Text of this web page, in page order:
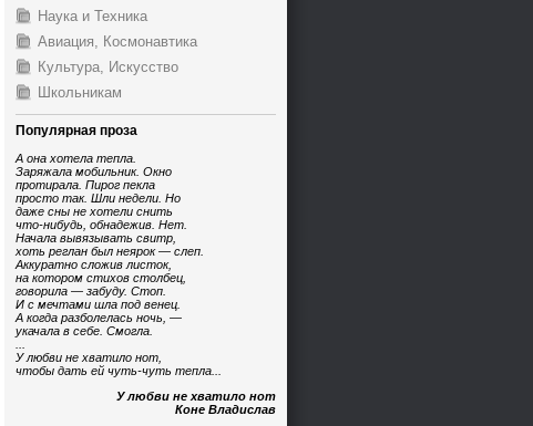
Наука и Техника
Авиация, Космонавтика
Культура, Искусство
Школьникам
Популярная проза
А она хотела тепла.
Заряжала мобильник. Окно
протирала. Пирог пекла
просто так. Шли недели. Но
даже сны не хотели снить
что-нибудь, обнадежив. Нет.
Начала вывязывать свитр,
хоть реглан был неярок — слеп.
Аккуратно сложив листок,
на котором стихов столбец,
говорила — забуду. Стоп.
И с мечтами шла под венец.
А когда разболелась ночь, —
укачала в себе. Смогла.
У любви не хватило нот,
чтобы дать ей чуть-чуть тепла...
У любви не хватило нот
Коне Владислав